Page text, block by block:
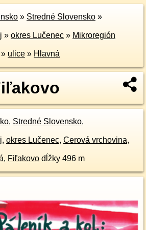
» Stredné Slovensko »
» okres Lučenec » Mikroregión
» ulice » Hlavná
, Stredné Slovensko,
, okres Lučenec, Cerová vrchovina,
, Fiľakovo dĺžky 496 m